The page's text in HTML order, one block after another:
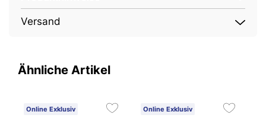
Versand
Ähnliche Artikel
Online Exklusiv Online Exklusiv